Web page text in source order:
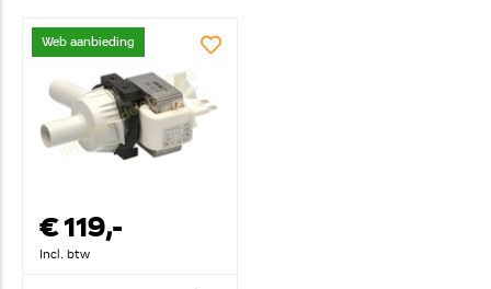
Web aanbieding
€ 119,-
Incl. btw